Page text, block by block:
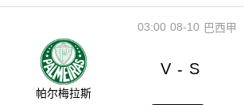
08-10
03:00 巴西甲
帕尔梅拉斯
V - S